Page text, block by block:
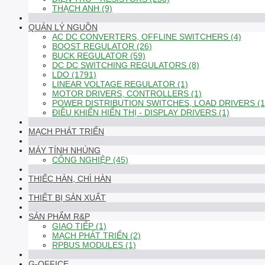
THẠCH ANH (9)
QUẢN LÝ NGUỒN
AC DC CONVERTERS, OFFLINE SWITCHERS (4)
BOOST REGULATOR (26)
BUCK REGULATOR (59)
DC DC SWITCHING REGULATORS (8)
LDO (1791)
LINEAR VOLTAGE REGULATOR (1)
MOTOR DRIVERS, CONTROLLERS (1)
POWER DISTRIBUTION SWITCHES, LOAD DRIVERS
ĐIỀU KHIỂN HIỂN THỊ - DISPLAY DRIVERS (1)
MẠCH PHÁT TRIỂN
MÁY TÍNH NHÚNG
CÔNG NGHIỆP (45)
THIẾC HÀN, CHÌ HÀN
THIẾT BỊ SẢN XUẤT
SẢN PHẨM R&P
GIAO TIẾP (1)
MẠCH PHÁT TRIỂN (2)
RPBUS MODULES (1)